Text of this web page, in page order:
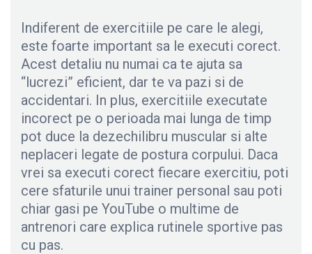
Indiferent de exercitiile pe care le alegi,
este foarte important sa le executi corect.
Acest detaliu nu numai ca te ajuta sa
“lucrezi” eficient, dar te va pazi si de
accidentari. In plus, exercitiile executate
incorect pe o perioada mai lunga de timp
pot duce la dezechilibru muscular si alte
neplaceri legate de postura corpului. Daca
vrei sa executi corect fiecare exercitiu, poti
cere sfaturile unui trainer personal sau poti
chiar gasi pe YouTube o multime de
antrenori care explica rutinele sportive pas
cu pas.